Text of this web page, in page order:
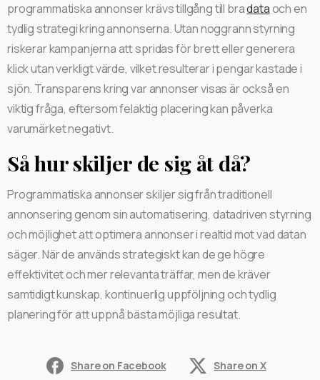
programmatiska annonser krävs tillgång till bradataoch en
tydlig strategi kring annonserna. Utan noggrann styrning
riskerar kampanjerna att spridas för brett eller generera
klick utan verkligt värde, vilket resulterar i pengar kastade i
sjön. Transparens kring var annonser visas är också en
viktig fråga, eftersom felaktig placering kan påverka
varumärket negativt.
Så hur skiljer de sig åt då?
Programmatiska annonser skiljer sig från traditionell
annonsering genom sin automatisering, datadriven styrning
och möjlighet att optimera annonser i realtid mot vad datan
säger. När de används strategiskt kan de ge högre
effektivitet och mer relevanta träffar, men de kräver
samtidigt kunskap, kontinuerlig uppföljning och tydlig
planering för att uppnå bästa möjliga resultat.
Share on Facebook Share on X